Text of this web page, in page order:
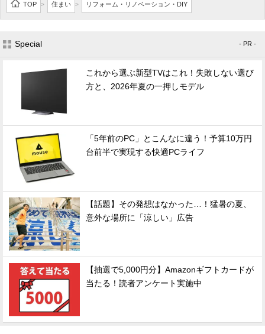
TOP > 住まい > リフォーム・リノベーション・DIY
Special - PR -
これから選ぶ新型TVはこれ！失敗しない選び
方と、2026年夏の一押しモデル
「5年前のPC」とこんなに違う！予算10万円
台前半で実現する快適PCライフ
【話題】その発想はなかった…！猛暑の夏、
意外な場所に「涼しい」広告
【抽選で5,000円分】Amazonギフトカードが
当たる！読者アンケート実施中